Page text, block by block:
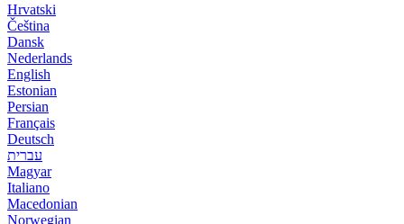
Hrvatski
Čeština
Dansk
Nederlands
English
Estonian
Persian
Français
Deutsch
עברית
Magyar
Italiano
Macedonian
Norwegian